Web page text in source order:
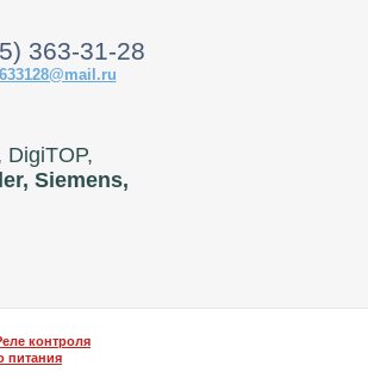
363-31-28
DigiTOP,
Siemens,
контроля
питания